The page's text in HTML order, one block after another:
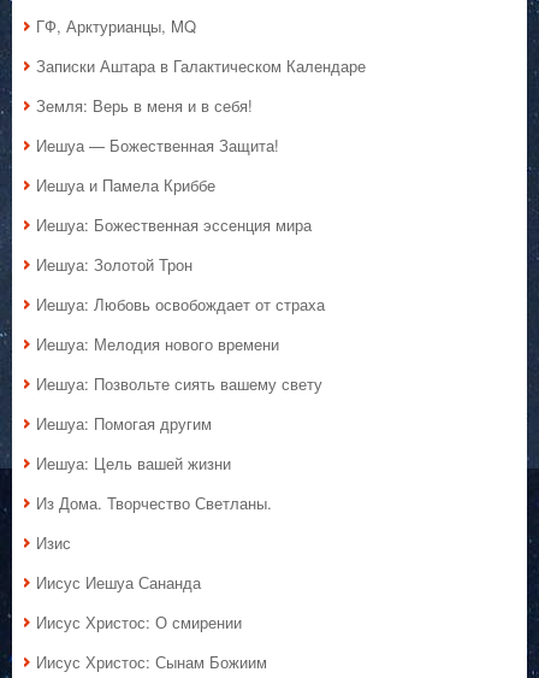
ГФ, Арктурианцы, MQ
Записки Аштара в Галактическом Календаре
Земля: Верь в меня и в себя!
Иешуа — Божественная Защита!
Иешуа и Памела Криббе
Иешуа: Божественная эссенция мира
Иешуа: Золотой Трон
Иешуа: Любовь освобождает от страха
Иешуа: Мелодия нового времени
Иешуа: Позвольте сиять вашему свету
Иешуа: Помогая другим
Иешуа: Цель вашей жизни
Из Дома. Творчество Светланы.
Изис
Иисус Иешуа Сананда
Иисус Христос: О смирении
Иисус Христос: Сынам Божиим